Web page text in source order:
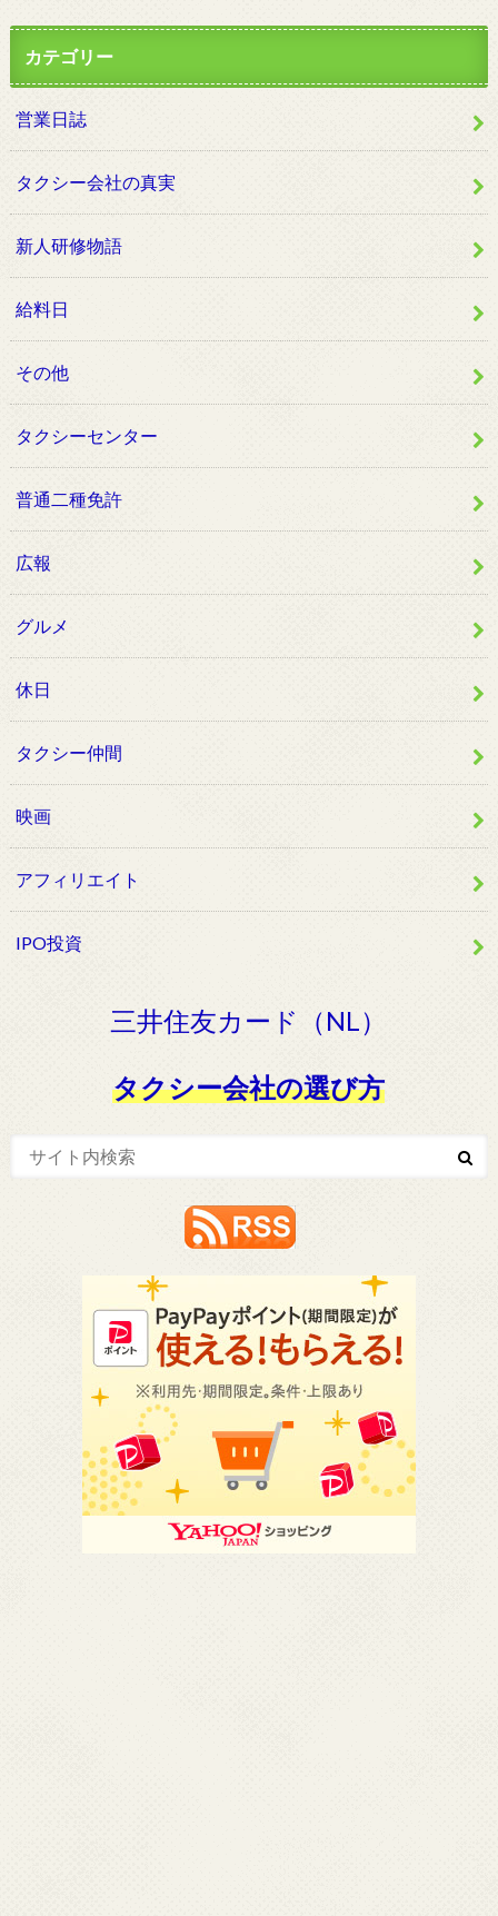
カテゴリー
営業日誌
タクシー会社の真実
新人研修物語
給料日
その他
タクシーセンター
普通二種免許
広報
グルメ
休日
タクシー仲間
映画
アフィリエイト
IPO投資
三井住友カード（NL）
タクシー会社の選び方